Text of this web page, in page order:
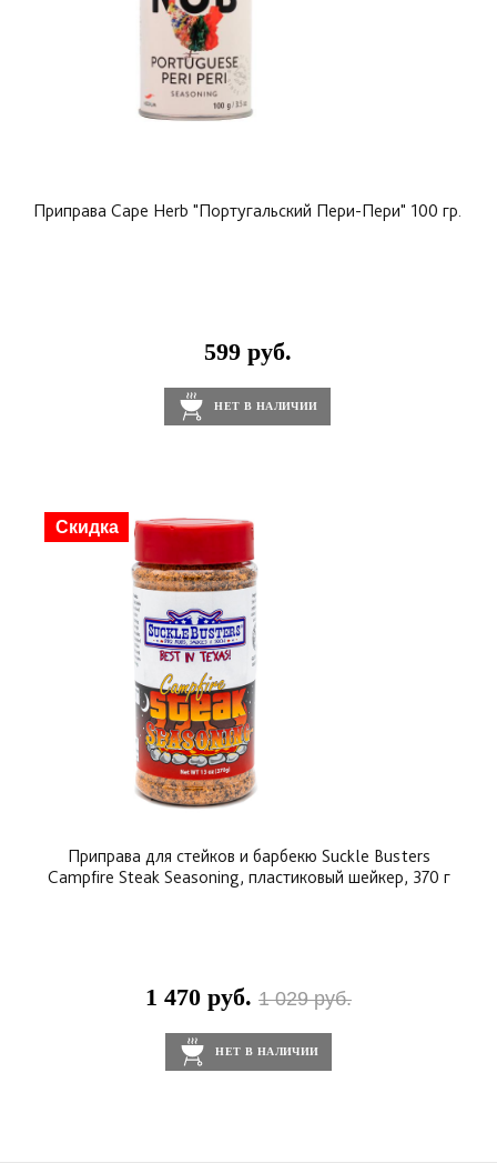
Приправа Cape Herb "Португальский Пери-Пери" 100 гр.
599 руб.
НЕТ В НАЛИЧИИ
Скидка
Приправа для стейков и барбекю Suckle Busters
Campfire Steak Seasoning, пластиковый шейкер, 370 г
1 470 руб. 1 029 руб.
НЕТ В НАЛИЧИИ